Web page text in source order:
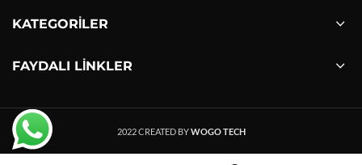
KATEGORILER
FAYDALI LINKLER
2022 CREATED BYWOGO TECH